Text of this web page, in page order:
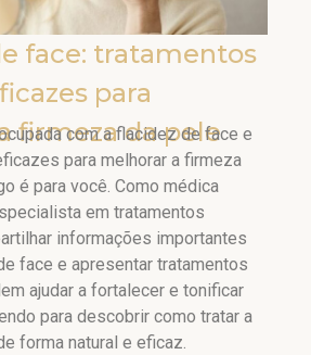
face: tratamentos
para
firmeza da pele
com a flacidez de face e
para melhorar a firmeza
é para você. Como médica
em tratamentos
informações importantes
face e apresentar tratamentos
ajudar a fortalecer e tonificar
para descobrir como tratar a
forma natural e eficaz.